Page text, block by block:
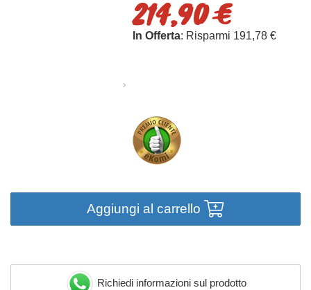
214,90 €
In Offerta: Risparmi 191,78 €
Aggiungi al carrello
Richiedi informazioni sul prodotto